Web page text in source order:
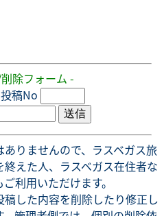
除フォーム -
投稿No
りませんので、ラスベガス旅
えた人、ラスベガス在住者な
利用いただけます。
稿した内容を削除したり修正し